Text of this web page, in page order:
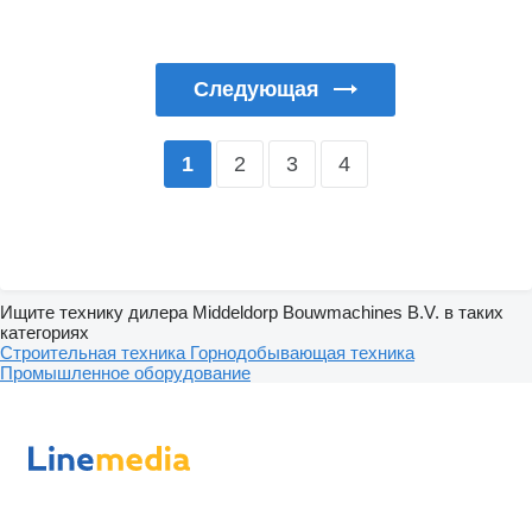
Следующая
1 2 3 4
Ищите технику дилера Middeldorp Bouwmachines B.V. в таких
категориях
Строительная техника Горнодобывающая техника
Промышленное оборудование